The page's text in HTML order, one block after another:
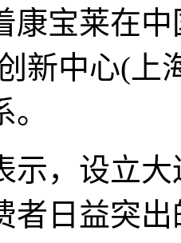
康宝莱在
新中心(上
，设立大
者日益突